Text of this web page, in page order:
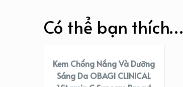
Có thể bạn thích…
SALE!
Kem Chống Nắng Và Dưỡng
Sáng Da OBAGI CLINICAL